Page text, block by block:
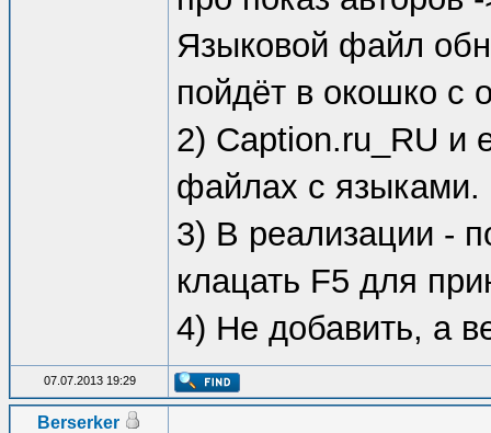
Языковой файл
пойдёт в окошко с
2) Caption.ru_RU и
файлах с языками.
3) В реализации -
клацать F5 для
4) Не добавить, а
07.07.2013 19:29
Berserker